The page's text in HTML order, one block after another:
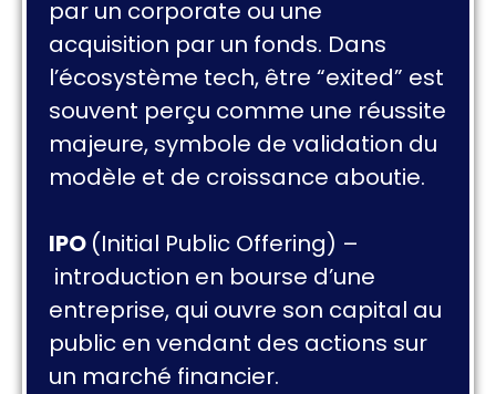
par un corporate ou une
acquisition par un fonds. Dans
l’écosystème tech, être “exited” est
souvent perçu comme une réussite
majeure, symbole de validation du
modèle et de croissance aboutie.
IPO (Initial Public Offering) –
introduction en bourse d’une
entreprise, qui ouvre son capital au
public en vendant des actions sur
un marché financier.